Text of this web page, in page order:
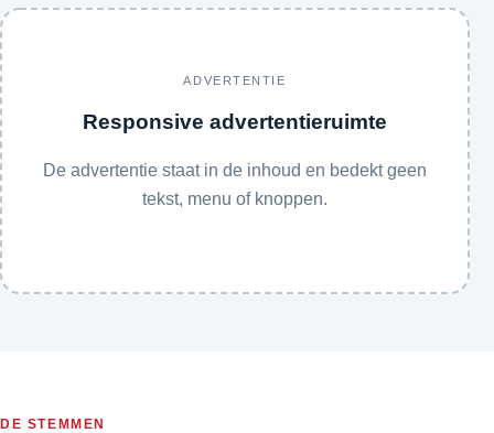
ADVERTENTIE
Responsive advertentieruimte
De advertentie staat in de inhoud en bedekt geen
tekst, menu of knoppen.
DE STEMMEN